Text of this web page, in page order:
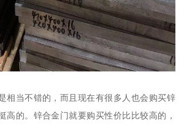
相当不错的，而且现在有很多人也会购买锌
高的。锌合金门就要购买性价比比较高的，